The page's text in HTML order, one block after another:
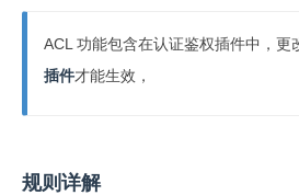
ACL 功能包含在认证鉴权插件中，更
插件才能生效，
规则详解